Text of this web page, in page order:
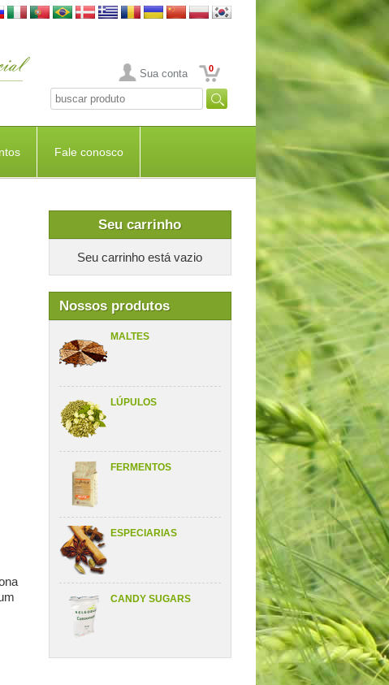
Sua conta 0
Fale conosco
Seu carrinho
Seu carrinho está vazio
Nossos produtos
MALTES
LÚPULOS
FERMENTOS
ESPECIARIAS
CANDY SUGARS